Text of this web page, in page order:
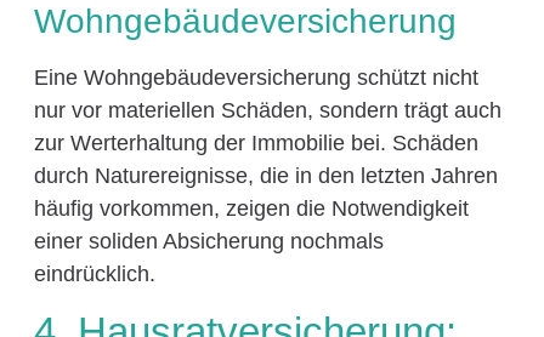
Wohngebäudeversicherung
Eine Wohngebäudeversicherung schützt nicht
nur vor materiellen Schäden, sondern trägt auch
zur Werterhaltung der Immobilie bei. Schäden
durch Naturereignisse, die in den letzten Jahren
häufig vorkommen, zeigen die Notwendigkeit
einer soliden Absicherung nochmals
eindrücklich.